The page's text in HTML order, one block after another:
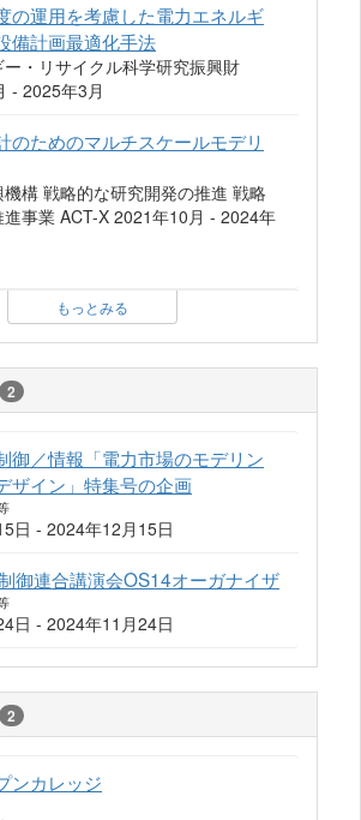
の運用を考慮した電力エネルギ
備計画最適化手法
・リサイクル科学研究振興財
- 2025年3月
のためのマルチスケールモデリ
構 戦略的な研究開発の推進 戦略
進事業 ACT-X 2021年10月 - 2024年
もっとみる
2
御／情報「電力市場のモデリン
ザイン」特集号の企画
日 - 2024年12月15日
御連合講演会OS14オーガナイザ
日 - 2024年11月24日
2
ンカレッジ